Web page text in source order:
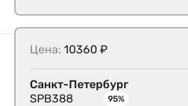
Цена: 10360 ₽
Санкт-Петербург
SPB388
95%